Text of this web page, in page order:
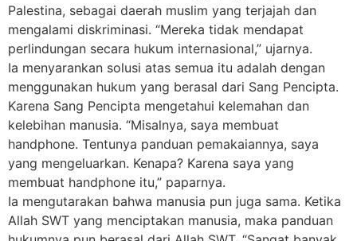
Palestina, sebagai daerah muslim yang terjajah dan
mengalami diskriminasi. “Mereka tidak mendapat
perlindungan secara hukum internasional,” ujarnya.
Ia menyarankan solusi atas semua itu adalah dengan
menggunakan hukum yang berasal dari Sang Pencipta.
Karena Sang Pencipta mengetahui kelemahan dan
kelebihan manusia. “Misalnya, saya membuat
handphone. Tentunya panduan pemakaiannya, saya
yang mengeluarkan. Kenapa? Karena saya yang
membuat handphone itu,” paparnya.
Ia mengutarakan bahwa manusia pun juga sama. Ketika
Allah SWT yang menciptakan manusia, maka panduan